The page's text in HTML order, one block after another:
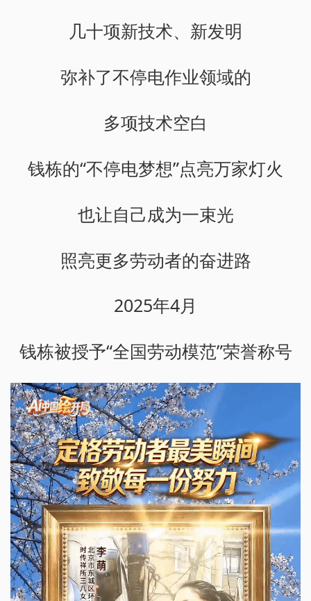
几十项新技术、新发明
弥补了不停电作业领域的
多项技术空白
钱栋的“不停电梦想”点亮万家灯火
也让自己成为一束光
照亮更多劳动者的奋进路
2025年4月
钱栋被授予“全国劳动模范”荣誉称号